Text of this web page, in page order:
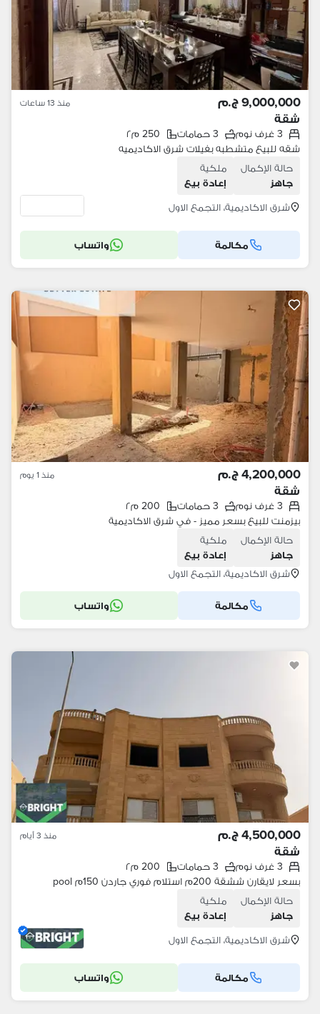
9,000,000 ج.م منذ 13 ساعات
شقة
3 غرف نوم 3 حمامات
250 م٢
شقه للبيع متشطبه بفيلات شرق الاكاديميه
حالة الإكمال
جاهز
ملكية
إعادة بيع
شرق الاكاديمية، التجمع الاول
مكالمة واتساب
4,200,000 ج.م منذ 1 يوم
شقة
3 غرف نوم 3 حمامات
200 م٢
بيزمنت للبيع بسعر مميز - في شرق الاكاديمية
حالة الإكمال
جاهز
ملكية
إعادة بيع
شرق الاكاديمية، التجمع الاول
مكالمة واتساب
4,500,000 ج.م منذ 3 أيام
شقة
3 غرف نوم 3 حمامات
200 م٢
بسعر لايقارن ششقة 200م استلام فوري جاردن 150م pool
حالة الإكمال
جاهز
ملكية
إعادة بيع
شرق الاكاديمية، التجمع الاول
مكالمة واتساب